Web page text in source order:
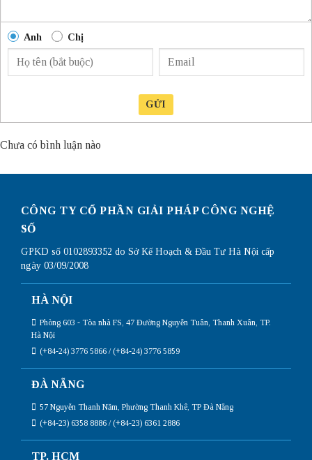
Anh Chị
GỬI
Chưa có bình luận nào
CÔNG TY CỔ PHẦN GIẢI PHÁP CÔNG NGHỆ
SỐ
GPKD số 0102893352 do Sở Kế Hoạch & Đầu Tư Hà Nội cấp
ngày 03/09/2008
HÀ NỘI
Phòng 603 - Tòa nhà FS, 47 Đường Nguyễn Tuân, Thanh Xuân, TP.
Hà Nội
(+84-24) 3776 5866 / (+84-24) 3776 5859
ĐÀ NẴNG
57 Nguyễn Thanh Năm, Phường Thanh Khê, TP Đà Nẵng
(+84-23) 6358 8886 / (+84-23) 6361 2886
TP. HCM